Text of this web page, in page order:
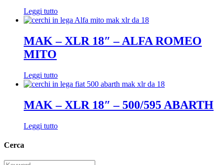
Leggi tutto
MAK – XLR 18″ – ALFA ROMEO
MITO
Leggi tutto
MAK – XLR 18″ – 500/595 ABARTH
Leggi tutto
Cerca